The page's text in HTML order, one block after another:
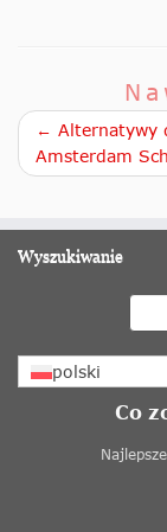
← Alternatywy
Amsterdam
Wyszukiwanie
polski
Co